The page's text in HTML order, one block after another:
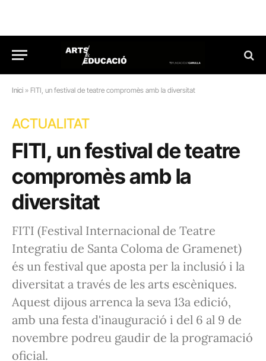
Inici » FITI, un festival de teatre compromès amb la diversitat
ACTUALITAT
FITI, un festival de teatre
compromès amb la
diversitat
FITI (Festival Internacional de Teatre
Integratiu de Santa Coloma de Gramenet)
és un festival que aposta per la inclusió i la
diversitat a través de les arts escèniques.
Aquest dijous arrenca la seva 13a edició,
amb una festa d'inauguració i del 6 al 9 de
novembre podreu gaudir de la programació
oficial.